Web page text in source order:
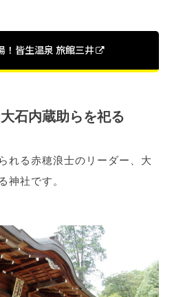
！皆生温泉 旅館三井
石内蔵助らを祀る
れる赤穂浪士のリーダー、大
神社です。